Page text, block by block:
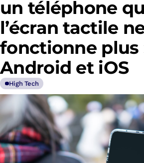
un téléphone
l’écran tactile
fonctionne plus
Android et iOS
High Tech